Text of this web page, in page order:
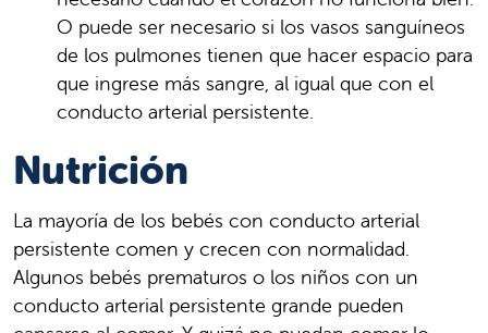
O puede ser necesario si los vasos sanguíneos
de los pulmones tienen que hacer espacio para
que ingrese más sangre, al igual que con el
conducto arterial persistente.
Nutrición
La mayoría de los bebés con conducto arterial
persistente comen y crecen con normalidad.
Algunos bebés prematuros o los niños con un
conducto arterial persistente grande pueden